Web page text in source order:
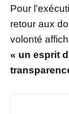
Pour
retour aux
volonté
« un esprit